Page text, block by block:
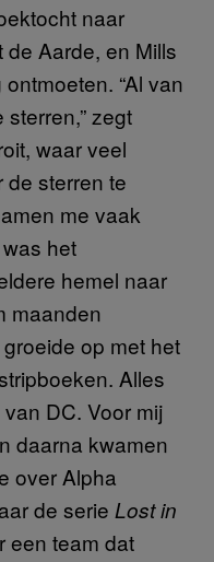
naar
Aarde, en Mills
“Al van
zegt
waar veel
de sterren te
me vaak
het
hemel naar
maanden
op met het
Alles
DC. Voor mij
daarna kwamen
over Alpha
de serie Lost in
een team dat